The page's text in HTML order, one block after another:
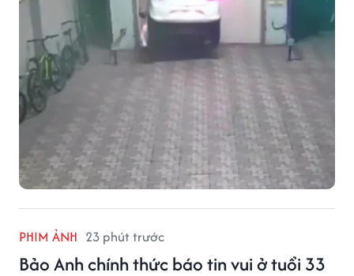
PHIM ẢNH 23 phút trước
Bảo Anh chính thức báo tin vui ở tuổi 33